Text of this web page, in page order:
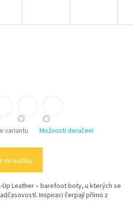
variantu Možnosti doručení
do košíku
Up Leather – barefoot boty, u kterých se
Inspiraci čerpají přímo z